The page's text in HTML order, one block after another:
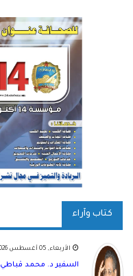
كتاب وآراء
الأربعاء, 05 أغسطس 2026
السفير د. محمد قباطي